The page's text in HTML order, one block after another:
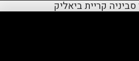
קריית ביאליק